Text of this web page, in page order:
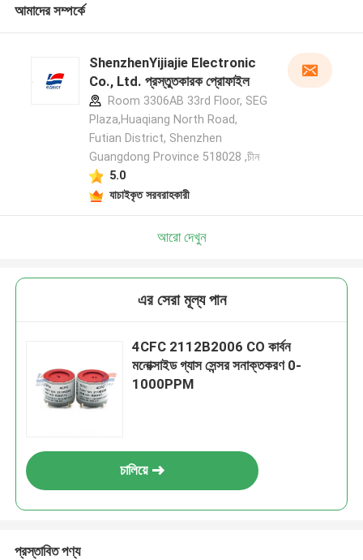
আমাদের সম্পর্কে
ShenzhenYijiajie Electronic
Co., Ltd. প্রস্তুতকারক প্রোফাইল
Room 3306AB 33rd Floor, SEG
Plaza,Huaqiang North Road,
Futian District, Shenzhen
Guangdong Province 518028 ,চীন
5.0
যাচাইকৃত সরবরাহকারী
আরো দেখুন
এর সেরা মূল্য পান
4CFC 2112B2006 CO কার্বন
মনোক্সাইড গ্যাস সেন্সর সনাক্তকরণ 0-
1000PPM
চালিয়ে
প্রস্তাবিত পণ্য